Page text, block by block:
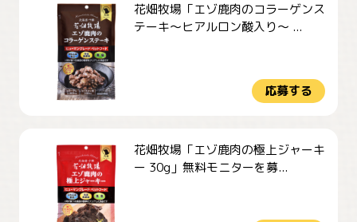
花畑牧場「エゾ鹿肉のコラーゲンス
テーキ～ヒアルロン酸入り～ ...
応募する
花畑牧場「エゾ鹿肉の極上ジャーキ
ー 30g」無料モニターを募...